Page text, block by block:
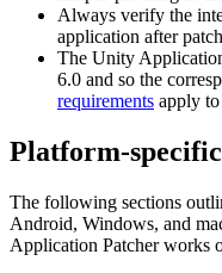
Always verify the
application after
The Unity
6.0 and so the
requirements apply
Platform-
The following sections
Android, Windows, and
Application Patcher works